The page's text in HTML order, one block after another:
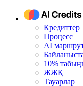
Кредиттер
Процесс
AI
10%
ЖЖҚ
Тауарлар